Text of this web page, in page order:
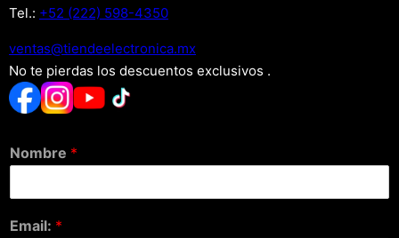
Tel.: +52 (222) 598-4350
xm.acinortceleedneit@satnev
No te pierdas los descuentos exclusivos .
Nombre *
Email: *